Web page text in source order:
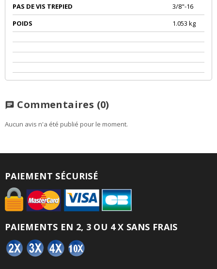
PAS DE VIS TREPIED
3/8"-16
POIDS
1.053 kg
chat Commentaires (0)
Aucun avis n'a été publié pour le moment.
PAIEMENT SÉCURISÉ
PAIEMENTS EN 2, 3 OU 4 X SANS FRAIS